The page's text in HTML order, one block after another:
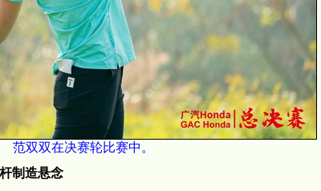
范双双在决赛轮比赛中。
制造悬念